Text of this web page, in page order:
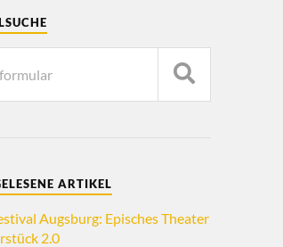
ARTIKEL
Augsburg: Episches Theater
2.0